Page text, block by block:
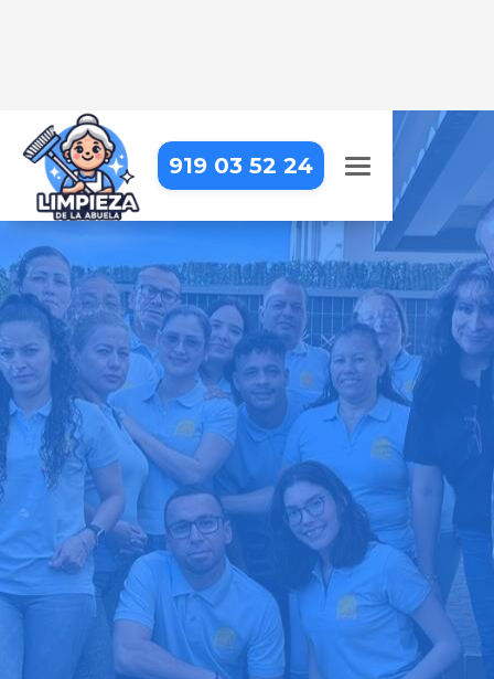
919 03 52 24
LIMPIEZA DE HOTELES EN
COLLADO VILLALBA
Limpieza profesional para
garantizar una experiencia
impecable a tus huéspedes
Pide tu presupuesto gratis
Llama hoy: 919 03 52 24
Más de 1000 clientes confían en nosotros
⭐⭐⭐⭐⭐